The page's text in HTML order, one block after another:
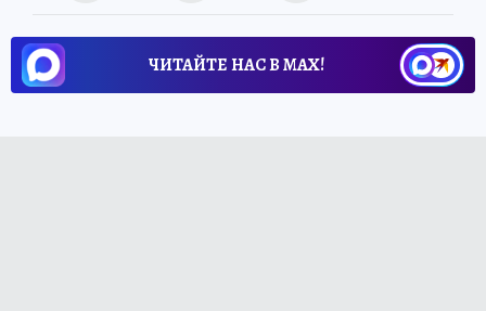
ЧИТАЙТЕ НАС В МАХ!